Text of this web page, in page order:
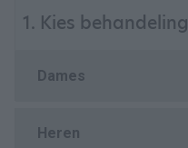
1. Kies behandeling
Dames
Heren